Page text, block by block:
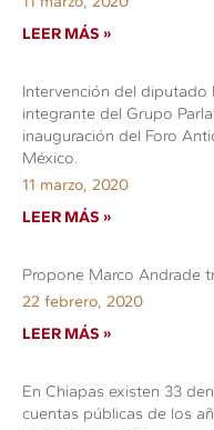
LEER MÁS »
Intervención del diputado
integrante del Grupo
inauguración del Foro
México.
11 marzo, 2020
LEER MÁS »
Propone Marco Andrade
22 febrero, 2020
LEER MÁS »
En Chiapas existen 33
cuentas públicas de los